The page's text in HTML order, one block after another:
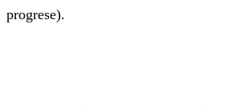
progrese).